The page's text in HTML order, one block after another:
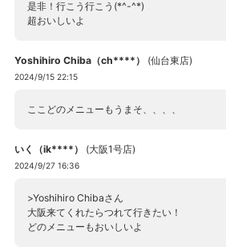
是非！行こう行こう(*^-^*)
超おいしいよ
Yoshihiro Chiba（ch****） (仙台東店)
2024/9/15 22:15
ここどのメニューもうまそ、、、、
いく（ik****） (大阪1号店)
2024/9/27 16:36
>Yoshihiro Chibaさん
大阪来てくれたらつれて行きたい！
どのメニューもおいしいよ